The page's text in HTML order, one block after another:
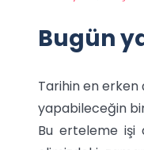
Bugün
Tarihin en erken
yapabileceğin
Bu erteleme işi